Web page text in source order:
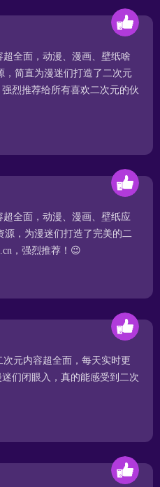
全面，动漫、漫画、壁纸啥
，简直为漫迷们打造了二次元
烈推荐给所有喜欢二次元的伙
超全面，动漫、漫画、壁纸应
源，为漫迷们打造了完美的二
，强烈推荐！😉
元内容超全面，每天实时更
们闭眼入，真的能感受到二次